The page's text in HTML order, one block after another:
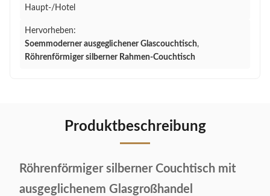
Haupt-/Hotel
Hervorheben:
Soemmoderner ausgeglichener Glascouchtisch,
Röhrenförmiger silberner Rahmen-Couchtisch
Produktbeschreibung
Röhrenförmiger silberner Couchtisch mit
ausgeglichenem Glasgroßhandel